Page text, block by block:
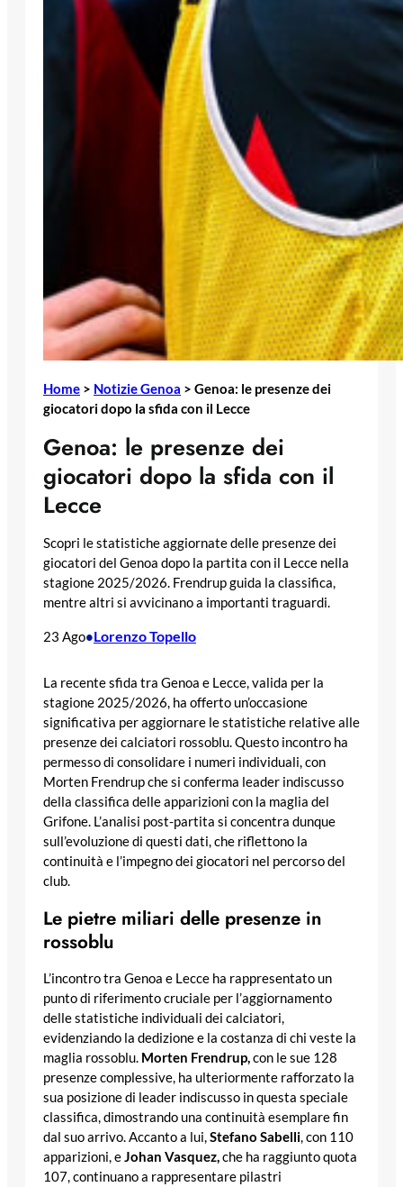
Home > Notizie Genoa > Genoa: le presenze dei
giocatori dopo la sfida con il Lecce
Genoa: le presenze dei
giocatori dopo la sfida con il
Lecce
Scopri le statistiche aggiornate delle presenze dei
giocatori del Genoa dopo la partita con il Lecce nella
stagione 2025/2026. Frendrup guida la classifica,
mentre altri si avvicinano a importanti traguardi.
23 Ago•Lorenzo Topello
La recente sfida tra Genoa e Lecce, valida per la
stagione 2025/2026, ha offerto un’occasione
significativa per aggiornare le statistiche relative alle
presenze dei calciatori rossoblu. Questo incontro ha
permesso di consolidare i numeri individuali, con
Morten Frendrup che si conferma leader indiscusso
della classifica delle apparizioni con la maglia del
Grifone. L’analisi post-partita si concentra dunque
sull’evoluzione di questi dati, che riflettono la
continuità e l’impegno dei giocatori nel percorso del
club.
Le pietre miliari delle presenze in
rossoblu
L’incontro tra Genoa e Lecce ha rappresentato un
punto di riferimento cruciale per l’aggiornamento
delle statistiche individuali dei calciatori,
evidenziando la dedizione e la costanza di chi veste la
maglia rossoblu. Morten Frendrup,con le sue 128
presenze complessive, ha ulteriormente rafforzato la
sua posizione di leader indiscusso in questa speciale
classifica, dimostrando una continuità esemplare fin
dal suo arrivo. Accanto a lui,Stefano Sabelli, con 110
apparizioni, eJohan Vasquez,che ha raggiunto quota
107, continuano a rappresentare pilastri